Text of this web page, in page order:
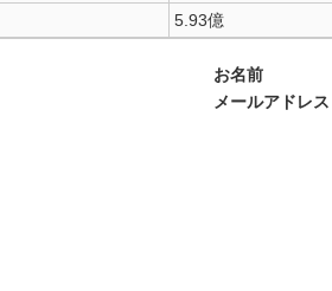
5.93億
お名前
メールアドレス